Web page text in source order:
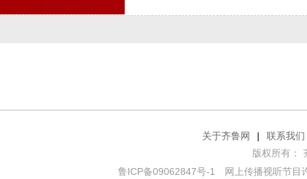
关于齐鲁网 |
联系我们
版权所有：
鲁ICP备09062847号-1 网上传播视听节目